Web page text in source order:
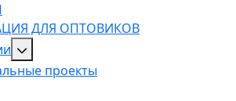
ДЛЯ ОПТОВИКОВ
проекты